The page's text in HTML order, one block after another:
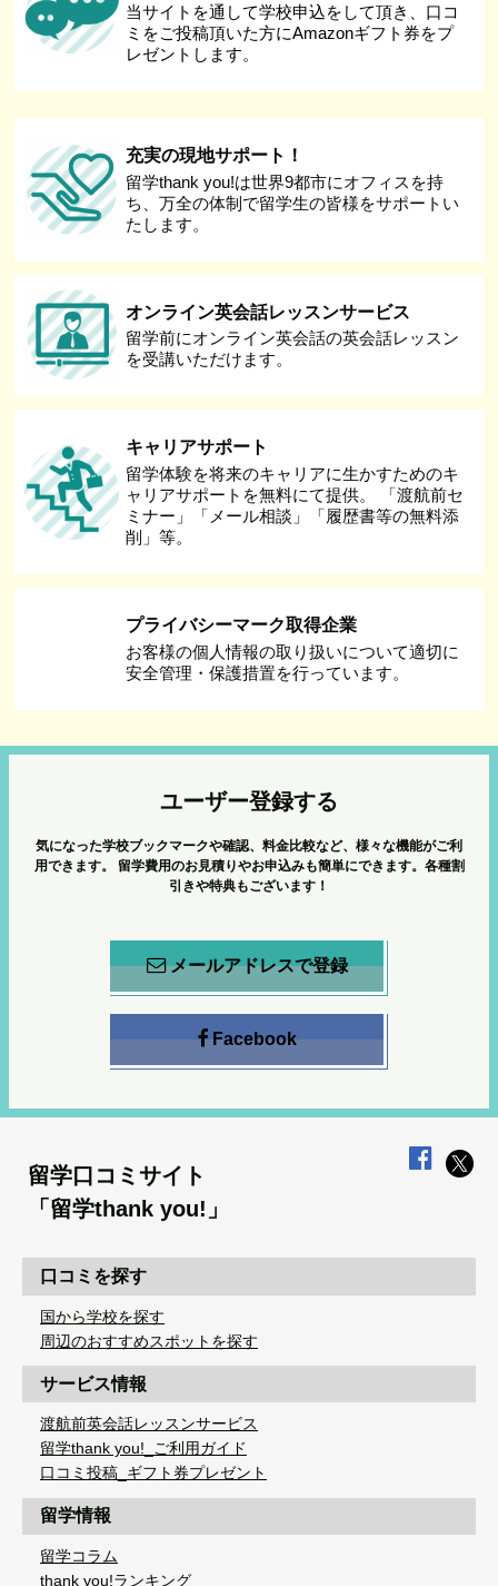
当サイトを通して学校申込をして頂き、口コ
ミをご投稿頂いた方にAmazonギフト券をプ
レゼントします。
充実の現地サポート！
留学thank you!は世界9都市にオフィスを持
ち、万全の体制で留学生の皆様をサポートい
たします。
オンライン英会話レッスンサービス
留学前にオンライン英会話の英会話レッスン
を受講いただけます。
キャリアサポート
留学体験を将来のキャリアに生かすためのキ
ャリアサポートを無料にて提供。 「渡航前セ
ミナー」「メール相談」「履歴書等の無料添
削」等。
プライバシーマーク取得企業
お客様の個人情報の取り扱いについて適切に
安全管理・保護措置を行っています。
ユーザー登録する
気になった学校ブックマークや確認、料金比較など、様々な機能がご利
用できます。
留学費用のお見積りやお申込みも簡単にできます。各種割
引きや特典もございます！
メールアドレスで登録
Facebook
留学口コミサイト
「留学thank you!」
口コミを探す
国から学校を探す
周辺のおすすめスポットを探す
サービス情報
渡航前英会話レッスンサービス
留学thank you!_ご利用ガイド
口コミ投稿_ギフト券プレゼント
留学情報
留学コラム
thank you!ランキング